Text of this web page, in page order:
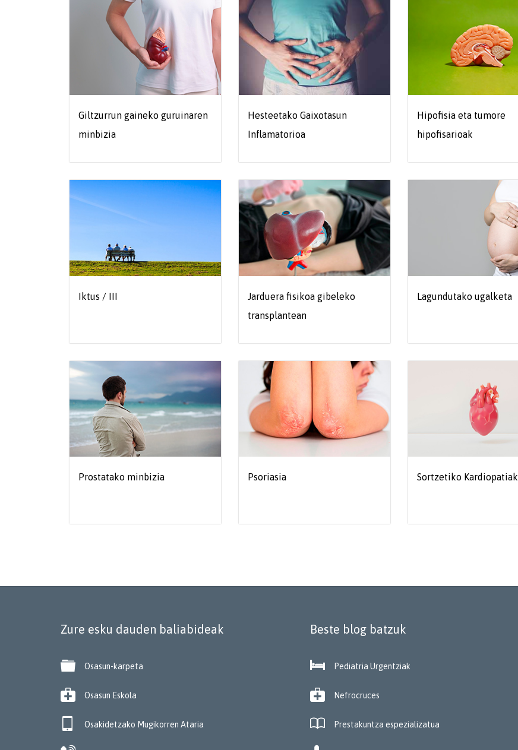
Giltzurrun gaineko guruinaren
minbizia
Hesteetako Gaixotasun
Inflamatorioa
Hipofisia eta tumore
hipofisarioak
Iktus / III
Jarduera fisikoa gibeleko
transplantean
Lagundutako ugalketa
Prostatako minbizia Psoriasia Sortzetiko Kardiopatiak
Zure esku dauden baliabideak
 Osasun-karpeta
 Osasun Eskola
 Osakidetzako Mugikorren Ataria
Beste blog batzuk
 Pediatria Urgentziak
 Nefrocruces
 Prestakuntza espezializatua